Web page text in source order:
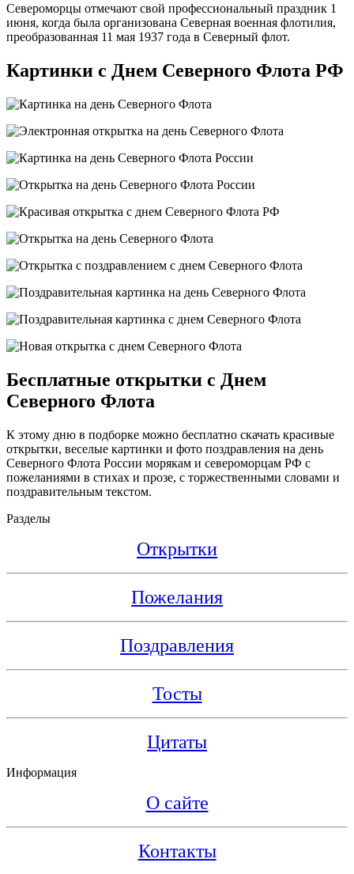
Североморцы отмечают свой профессиональный праздник 1
июня, когда была организована Северная военная флотилия,
преобразованная 11 мая 1937 года в Северный флот.
Картинки с Днем Северного Флота РФ
Бесплатные открытки с Днем
Северного Флота
К этому дню в подборке можно бесплатно скачать красивые
открытки, веселые картинки и фото поздравления на день
Северного Флота России морякам и североморцам РФ с
пожеланиями в стихах и прозе, с торжественными словами и
поздравительным текстом.
Разделы
Открытки
Пожелания
Поздравления
Тосты
Цитаты
Информация
О сайте
Контакты